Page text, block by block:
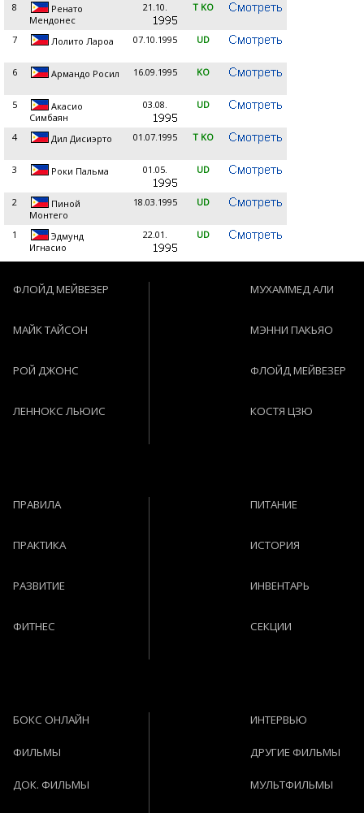
8
Ренато
Мендонес
21.10. T KO
7 Лолито Лароа 07.10.1995 UD
6 Армандо Росил 16.09.1995 KO
5
Акасио
Симбаян
03.08. UD
4 Дил Дисиэрто 01.07.1995 T KO
3 Роки Пальма 01.05. UD
2
Пиной
Монтего
18.03.1995 UD
1
Эдмунд
Игнасио
22.01. UD
ФЛОЙД МЕЙВЕЗЕР
МАЙК ТАЙСОН
РОЙ ДЖОНС
ЛЕННОКС ЛЬЮИС
МУХАММЕД АЛИ
МЭННИ ПАКЬЯО
ФЛОЙД МЕЙВЕЗЕР
КОСТЯ ЦЗЮ
ПРАВИЛА
ПРАКТИКА
РАЗВИТИЕ
ФИТНЕС
ПИТАНИЕ
ИСТОРИЯ
ИНВЕНТАРЬ
СЕКЦИИ
БОКС ОНЛАЙН
ФИЛЬМЫ
ДОК. ФИЛЬМЫ
ИНТЕРВЬЮ
ДРУГИЕ ФИЛЬМЫ
МУЛЬТФИЛЬМЫ